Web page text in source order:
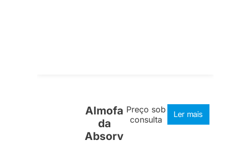
Almofa
da
Absorv
Preço sob
consulta
Ler mais